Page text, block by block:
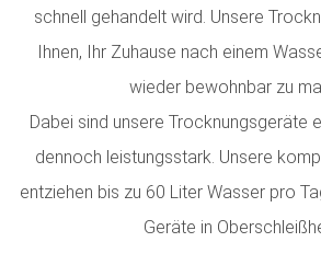
schnell gehandelt wird. Unsere
Ihnen, Ihr Zuhause nach einem
wieder bewohnbar zu
Dabei sind unsere Trocknungsgeräte
dennoch leistungsstark. Unsere
entziehen bis zu 60 Liter Wasser pro
Geräte in